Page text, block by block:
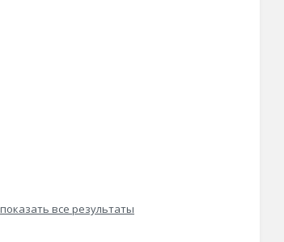
показать все результаты